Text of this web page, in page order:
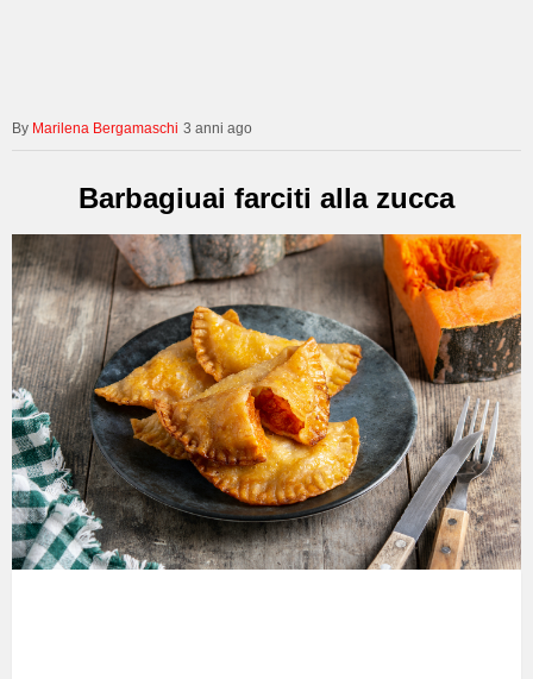
Marilena Bergamaschi 3 anni ago
Barbagiuai farciti alla zucca